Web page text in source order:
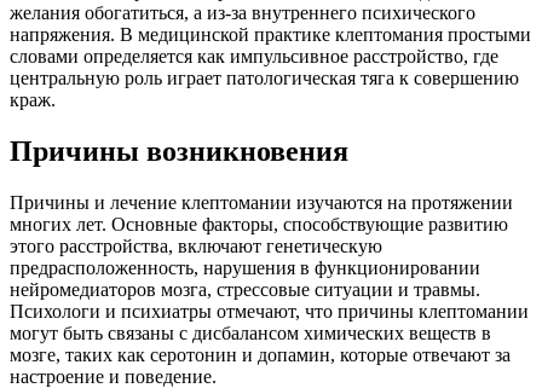
желания обогатиться, а из-за внутреннего психического
напряжения. В медицинской практике клептомания простыми
словами определяется как импульсивное расстройство, где
центральную роль играет патологическая тяга к совершению
краж.
Причины возникновения
Причины и лечение клептомании изучаются на протяжении
многих лет. Основные факторы, способствующие развитию
этого расстройства, включают генетическую
предрасположенность, нарушения в функционировании
нейромедиаторов мозга, стрессовые ситуации и травмы.
Психологи и психиатры отмечают, что причины клептомании
могут быть связаны с дисбалансом химических веществ в
мозге, таких как серотонин и допамин, которые отвечают за
настроение и поведение.